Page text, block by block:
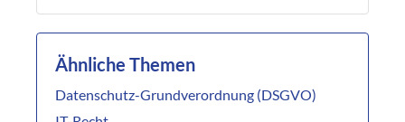
Ähnliche Themen
Datenschutz-Grundverordnung (DSGVO)